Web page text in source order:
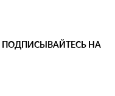
ПОДПИСЫВАЙТЕСЬ НА